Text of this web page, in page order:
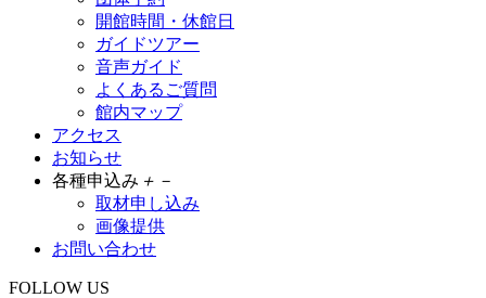
開館時間・休館日
ガイドツアー
音声ガイド
よくあるご質問
館内マップ
アクセス
お知らせ
各種申込み ＋ －
取材申し込み
画像提供
お問い合わせ
FOLLOW US